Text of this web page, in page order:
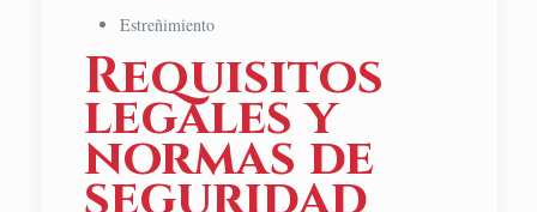
Estreñimiento
Requisitos
legales y
normas de